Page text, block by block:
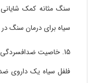
سنگ مثانه کمک
سیاه برای درمان سنگ
15. خاصیت ضدافسردگی فلفل سیاه:
فلفل سیاه یک داروی